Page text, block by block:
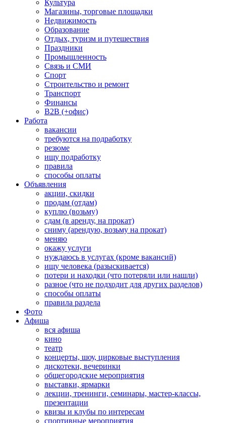
Культура
Магазины, торговые площадки
Недвижимость
Образование
Отдых, туризм и путешествия
Праздники
Промышленность
Связь и СМИ
Спорт
Строительство и ремонт
Транспорт
Финансы
B2B (+офис)
Работа
вакансии
требуются на подработку
резюме
ищу подработку
правила
способы оплаты
Объявления
акции, скидки
продам (отдам)
куплю (возьму)
сдам (в аренду, на прокат)
сниму (арендую, возьму на прокат)
меняю
окажу услуги
нуждаюсь в услугах (кроме вакансий)
ищу человека (разыскивается)
потери и находки (что потеряли или нашли)
разное (что не подходит для других разделов)
способы оплаты
правила раздела
Фото
Афиша
вся афиша
кино
театр
концерты, шоу, цирковые выступления
дискотеки, вечеринки
общегородские мероприятия
выставки, ярмарки
лекции, тренинги, семинары, мастер-классы,
презентации
квизы и клубы по интересам
спортивные мероприятия